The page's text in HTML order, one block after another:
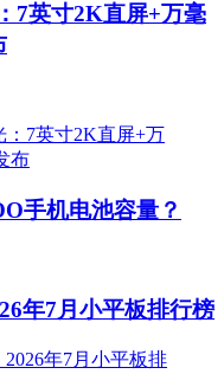
7英寸2K直屏+万毫
手机电池容量？
年7月小平板排行榜